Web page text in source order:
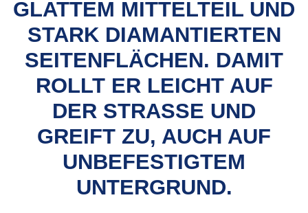
GLATTEM MITTELTEIL UND
STARK DIAMANTIERTEN
SEITENFLÄCHEN. DAMIT
ROLLT ER LEICHT AUF
DER STRASSE UND G
REIFT ZU, AUCH AUF U
NBEFESTIGTEM U
NTERGRUND.